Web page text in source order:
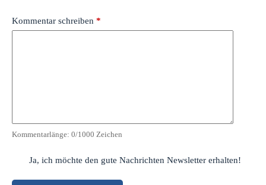
Kommentar schreiben *
Kommentarlänge: 0/1000 Zeichen
Ja, ich möchte den gute Nachrichten Newsletter erhalten!